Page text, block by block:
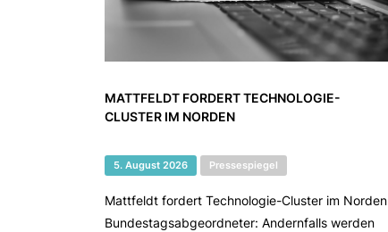
MATTFELDT FORDERT TECHNOLOGIE-
CLUSTER IM NORDEN
5. August 2026 Pressespiegel
Mattfeldt fordert Technologie-Cluster im Norden
Bundestagsabgeordneter: Andernfalls werden